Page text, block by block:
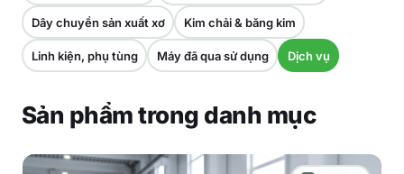
Dây chuyền sản xuất xơ Kim chải & băng kim
Linh kiện, phụ tùng Máy đã qua sử dụng Dịch vụ
Sản phẩm trong danh mục